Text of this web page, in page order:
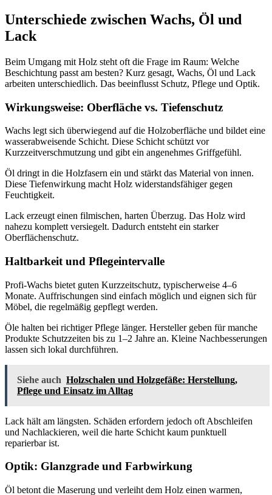
Unterschiede zwischen Wachs, Öl und
Lack
Beim Umgang mit Holz steht oft die Frage im Raum: Welche
Beschichtung passt am besten? Kurz gesagt, Wachs, Öl und Lack
arbeiten unterschiedlich. Das beeinflusst Schutz, Pflege und Optik.
Wirkungsweise: Oberfläche vs. Tiefenschutz
Wachs legt sich überwiegend auf die Holzoberfläche und bildet eine
wasserabweisende Schicht. Diese Schicht schützt vor
Kurzzeitverschmutzung und gibt ein angenehmes Griffgefühl.
Öl dringt in die Holzfasern ein und stärkt das Material von innen.
Diese Tiefenwirkung macht Holz widerstandsfähiger gegen
Feuchtigkeit.
Lack erzeugt einen filmischen, harten Überzug. Das Holz wird
nahezu komplett versiegelt. Dadurch entsteht ein starker
Oberflächenschutz.
Haltbarkeit und Pflegeintervalle
Profi-Wachs bietet guten Kurzzeitschutz, typischerweise 4–6
Monate. Auffrischungen sind einfach möglich und eignen sich für
Möbel, die regelmäßig gepflegt werden.
Öle halten bei richtiger Pflege länger. Hersteller geben für manche
Produkte Schutzzeiten bis zu 1–2 Jahre an. Kleine Nachbesserungen
lassen sich lokal durchführen.
Siehe auch Holzschalen und Holzgefäße: Herstellung,
Pflege und Einsatz im Alltag
Lack hält am längsten. Schäden erfordern jedoch oft Abschleifen
und Nachlackieren, weil die harte Schicht kaum punktuell
reparierbar ist.
Optik: Glanzgrade und Farbwirkung
Öl betont die Maserung und verleiht dem Holz einen warmen,